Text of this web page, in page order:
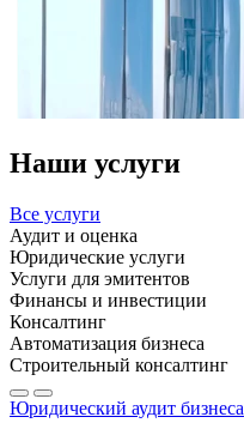
Наши услуги
Все услуги
Аудит и оценка
Юридические услуги
Услуги для эмитентов
Финансы и инвестиции
Консалтинг
Автоматизация бизнеса
Строительный консалтинг
Юридический аудит бизнеса